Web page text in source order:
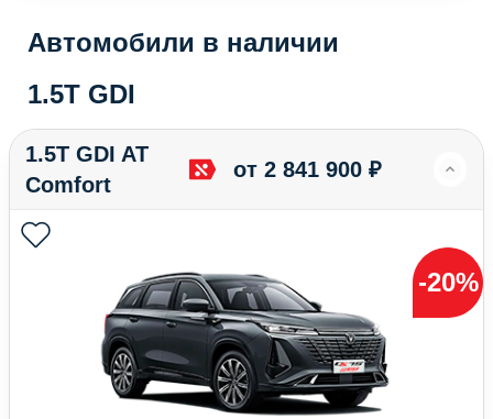
Автомобили в наличии
1.5T GDI
1.5T GDI AT
Comfort
от 2 841 900 ₽
-20%